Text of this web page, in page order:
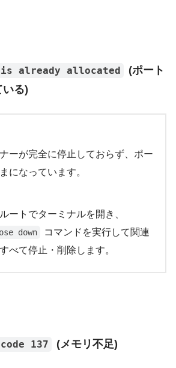
already allocated
(ポート
いる)
ーが完全に停止しておらず、ポー
になっています。
ートでターミナルを開き、
down
コマンドを実行して関連
べて停止・削除します。
137 (メモリ不足)